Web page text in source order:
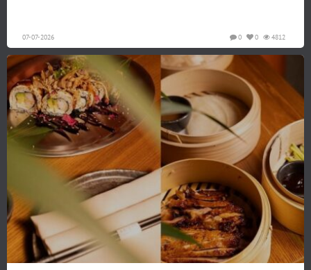
07-07-2026 4812
0
0